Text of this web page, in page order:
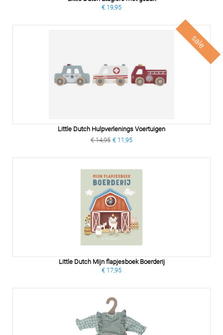
€ 19,95
sale
Little Dutch Hulpverlenings Voertuigen
€ 14,95 € 11,95
Little Dutch Mijn flapjesboek Boerderij
€ 17,95